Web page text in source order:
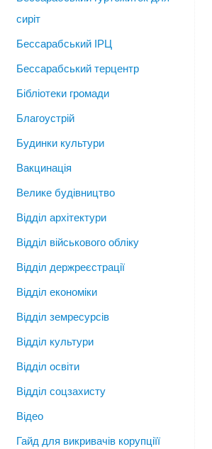
сиріт
Бессарабський ІРЦ
Бессарабський терцентр
Бібліотеки громади
Благоустрій
Будинки культури
Вакцинація
Велике будівництво
Відділ архітектури
Відділ військового обліку
Відділ держреєстрації
Відділ економіки
Відділ земресурсів
Відділ культури
Відділ освіти
Відділ соцзахисту
Відео
Гайд для викривачів корупціїї